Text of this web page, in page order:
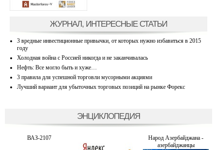
ЖУРНАЛ, ИНТЕРЕСНЫЕ СТАТЬИ
3 вредные инвестиционные привычки, от которых нужно избавиться в 2015
году
Холодная война с Россией никогда и не заканчивалась
Нефть: Все могло быть и хуже…
3 правила для успешной торговли мусорными акциями
Лучший вариант для убыточных торговых позиций на рынке Форекс
ЭНЦИКЛОПЕДИЯ
ВАЗ-2107
Народ Азербайджана -
азербайджанцы